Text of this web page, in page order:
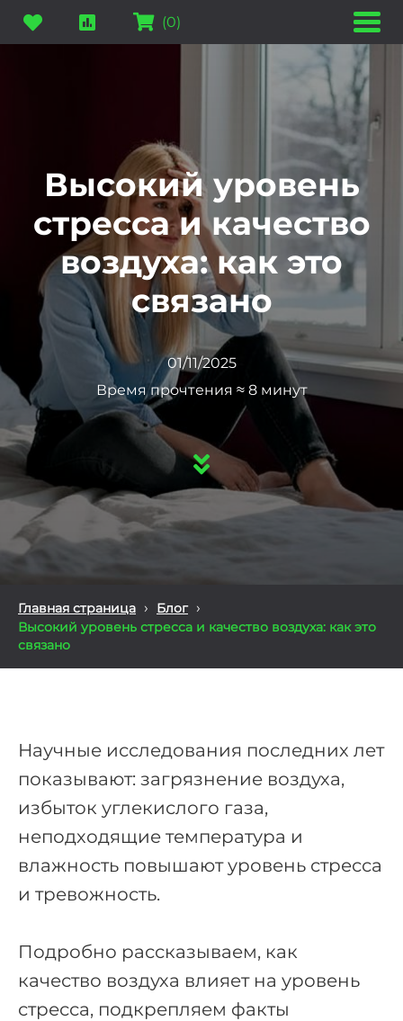
(0)
Высокий уровень
стресса и качество
воздуха: как это
связано
01/11/2025
Время прочтения ≈ 8 минут
Главная страница › Блог ›
Высокий уровень стресса и качество воздуха: как это
связано
Научные исследования последних лет
показывают: загрязнение воздуха,
избыток углекислого газа,
неподходящие температура и
влажность повышают уровень стресса
и тревожность.
Подробно рассказываем, как
качество воздуха влияет на уровень
стресса, подкрепляем факты